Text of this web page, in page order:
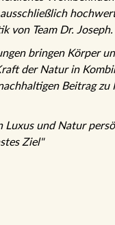
von Team Dr. Joseph.
bringen Körper
der Natur in
Beitrag zu
Luxus und Natur
Ziel"